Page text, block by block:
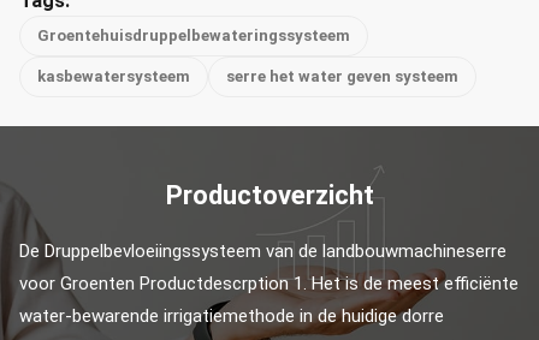
Groentehuisdruppelbewateringssysteem
kasbewatersysteem serre het water geven systeem
Productoverzicht
De Druppelbevloeiingssysteem van de landbouwmachineserre
voor Groenten Productdescrption 1. Het is de meest efficiënte
water-bewarende irrigatiemethode in de huidige dorre